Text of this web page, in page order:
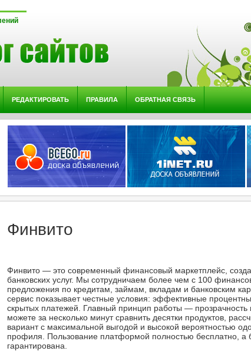
РЕДАКТИРОВАТЬ ПРАВИЛА ОБРАТНАЯ СВЯЗЬ
Финвито
Финвито — это современный финансовый маркетплейс,
банковских услуг. Мы сотрудничаем более чем с 100
предложения по кредитам, займам, вкладам и банковским
сервис показывает честные условия: эффективные
скрытых платежей. Главный принцип работы —
можете за несколько минут сравнить десятки продуктов,
вариант с максимальной выгодой и высокой вероятностью
профиля. Пользование платформой полностью бесплатно, а
гарантирована.